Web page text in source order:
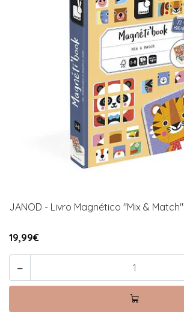
JANOD - Livro Magnético "Mix & Match"
19,99€
-